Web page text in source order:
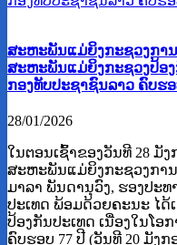
ສະຫະພັນແມ່ຍິງກະຊວງກາ
ສະຫະພັນແມ່ຍິງກະຊວງປ້ອງ
ກອງທັບປະຊາຊົນລາວ ຄົບຮອ
28/01/2026
ໃນຕອນເຊົ້າຂອງວັນທີ 28 ມັງ
ສະຫະພັນແມ່ຍິງກະຊວງການ
ມາລາ ພັນດານຸວົງ, ຮອງປະ
ປະເທດ ພ້ອມດ້ວຍຄະນະ ໄ
ປ້ອງກັນປະເທດ ເນື່ອງໃນໂອ
ຄົບຮອບ 77 ປີ (ວັນທີ 20 ມັງກ